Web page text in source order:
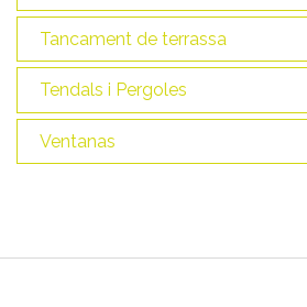
Tancament de terrassa
Tendals i Pergoles
Ventanas